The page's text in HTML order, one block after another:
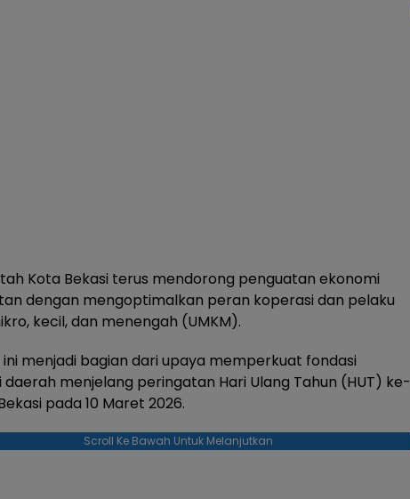
Kota Bekasi terus mendorong penguatan ekonomi
dengan mengoptimalkan peran koperasi dan pelaku
kecil, dan menengah (UMKM).
ini menjadi bagian dari upaya memperkuat fondasi
daerah menjelang peringatan Hari Ulang Tahun (HUT) ke-
pada 10 Maret 2026.
Scroll Ke Bawah Untuk Melanjutkan